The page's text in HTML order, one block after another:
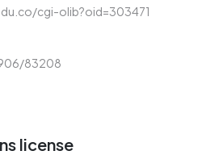
cgi-olib?oid=303471
83208
license